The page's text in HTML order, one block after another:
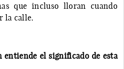
que incluso lloran cuando
la calle.
entiende el significado de esta